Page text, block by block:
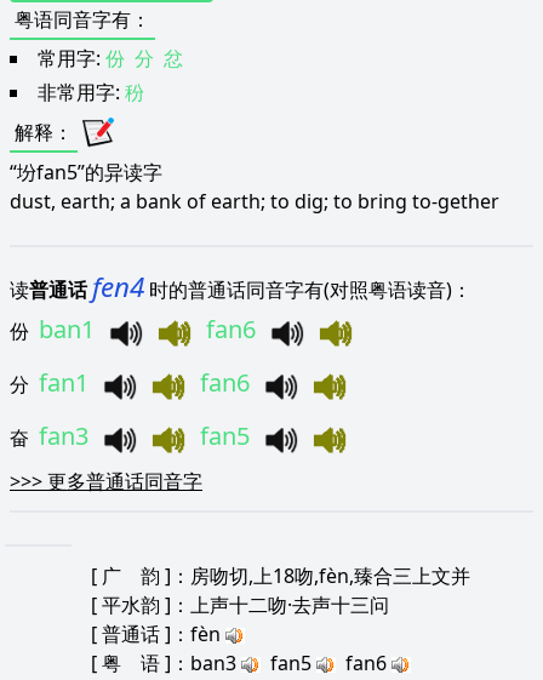
粤语同音字有 ：
常用字: 份 分 忿
非常用字: 秎
解释 ：
“坋fan5”的异读字
dust, earth; a bank of earth; to dig; to bring to-gether
读普通话 fen4 时的普通话同音字有(对照粤语读音)：
份 ban1 fan6
分 fan1 fan6
奋 fan3 fan5
>>>更多普通话同音字
[ 广 韵 ]：房吻切,上18吻,fèn,臻合三上文并
[平水韵 ]：上声十二吻·去声十三问
[普通话]：fèn
[粤 语]：ban3 fan5 fan6